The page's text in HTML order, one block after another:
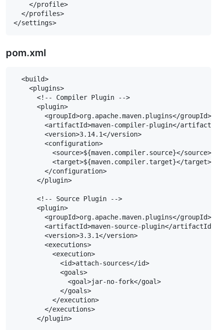
    </profile>
  </profiles>
</settings>
pom.xml
  <build>
    <plugins>
      <!-- Compiler Plugin -->
      <plugin>
        <groupId>org.apache.maven.plugins</groupId>
<artifactId>maven-compiler-plugin</
        <version>3.14.1</version>
        <configuration>
          <source>${maven.compiler.source}</source>
          <target>${maven.compiler.target}</target>
        </configuration>
      </plugin>
      <!-- Source Plugin -->
      <plugin>
        <groupId>org.apache.maven.plugins</groupId>
        <artifactId>maven-source-plugin</artifactId>
        <version>3.3.1</version>
        <executions>
          <execution>
            <id>attach-sources</id>
            <goals>
              <goal>jar-no-fork</goal>
            </goals>
          </execution>
        </executions>
      </plugin>